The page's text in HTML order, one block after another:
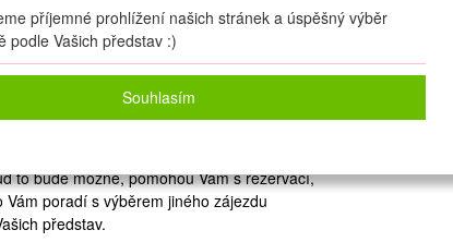
příjemné prohlížení našich stránek a úspěšný výběr
podle Vašich představ :)
Souhlasím
+0 dětí
zájezd nelze on-line nacenit a
to bude možné, pomohou Vám s rezervací,
Vám poradí s výběrem jiného zájezdu
představ.